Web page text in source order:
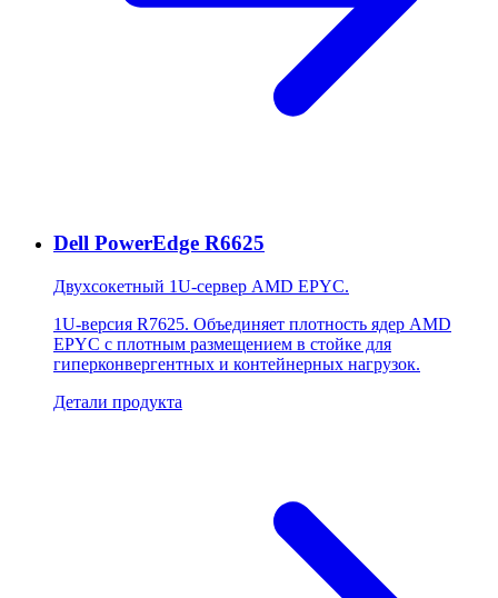
Dell PowerEdge R6625
Двухсокетный 1U-сервер AMD EPYC.
1U-версия R7625. Объединяет плотность ядер AMD
EPYC с плотным размещением в стойке для
гиперконвергентных и контейнерных нагрузок.
Детали продукта